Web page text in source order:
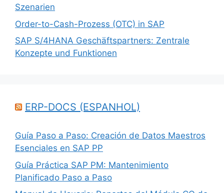
Szenarien
Order-to-Cash-Prozess (OTC) in SAP
SAP S/4HANA Geschäftspartners: Zentrale
Konzepte und Funktionen
ERP-DOCS (ESPANHOL)
Guía Paso a Paso: Creación de Datos Maestros
Esenciales en SAP PP
Guía Práctica SAP PM: Mantenimiento
Planificado Paso a Paso